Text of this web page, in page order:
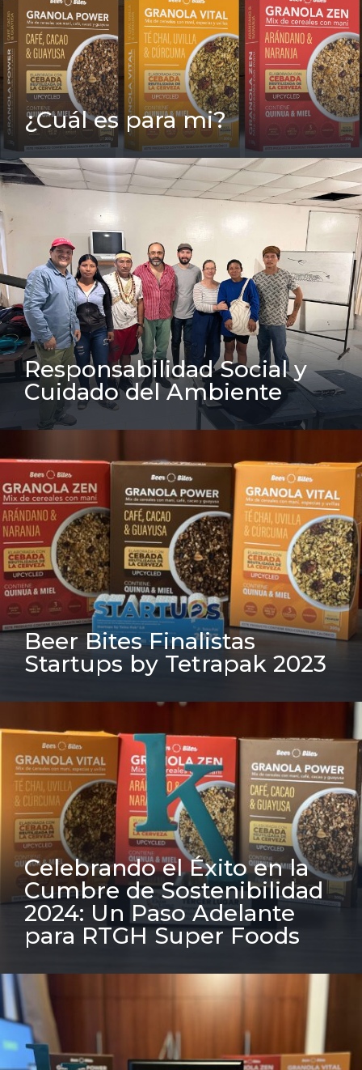
¿Cuál es para mi?
Responsabilidad Social y
Cuidado del Ambiente
Beer Bites Finalistas
Startups by Tetrapak 2023
Celebrando el Éxito en la
Cumbre de Sostenibilidad
2024: Un Paso Adelante
para RTGH Super Foods